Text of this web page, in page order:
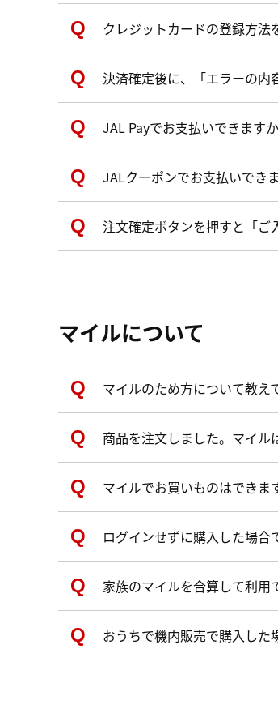
クレジットカードの登録方法
決済確定後に、「エラーの内
JAL Payでお支払いできます
JALクーポンでお支払いでき
注文確定ボタンを押すと「ご
マイルについて
マイルのため方について教え
商品を注文しました。マイル
マイルでお買いものはできま
ログインせずに購入した場
家族のマイルを合算して利用
おうちで機内販売で購入し